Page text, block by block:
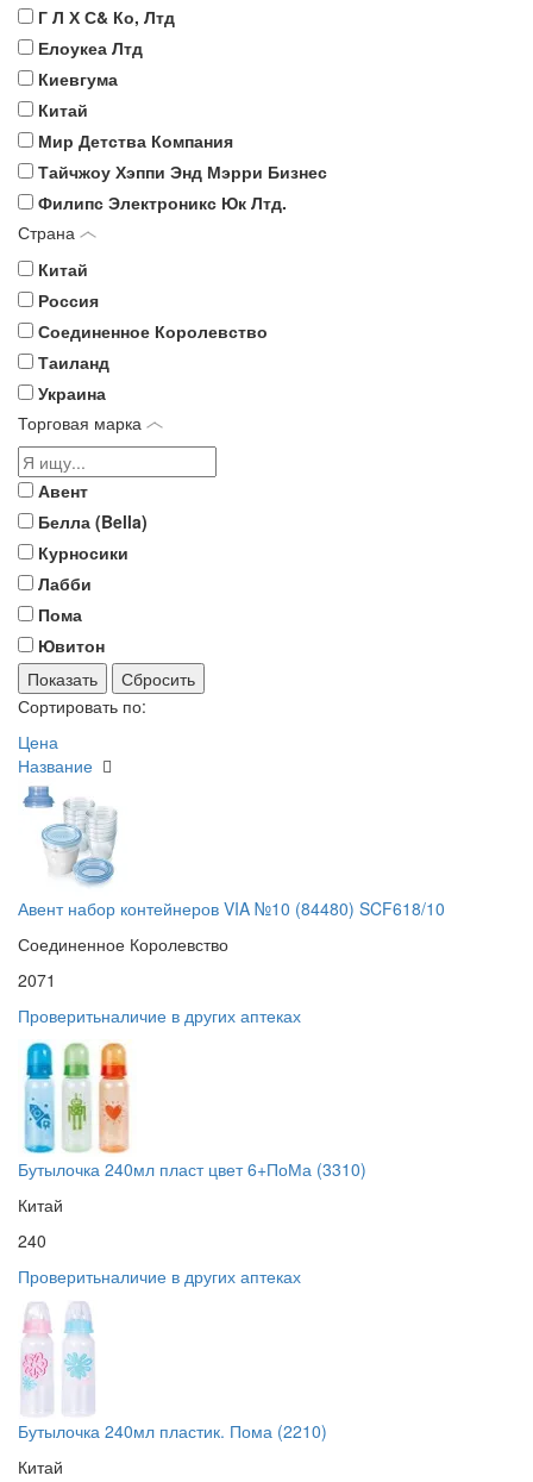
Г Л Х С& Ко, Лтд
Елоукеа Лтд
Киевгума
Китай
Мир Детства Компания
Тайчжоу Хэппи Энд Мэрри Бизнес
Филипс Электроникс Юк Лтд.
Страна
Китай
Россия
Соединенное Королевство
Таиланд
Украина
Торговая марка
Авент
Белла (Bella)
Курносики
Лабби
Пома
Ювитон
Сортировать по:
Цена
Название
Авент набор контейнеров VIA №10 (84480) SCF618/10
Соединенное Королевство
2071
Проверитьналичие в других аптеках
Бутылочка 240мл пласт цвет 6+ПоМа (3310)
Китай
240
Проверитьналичие в других аптеках
Бутылочка 240мл пластик. Пома (2210)
Китай